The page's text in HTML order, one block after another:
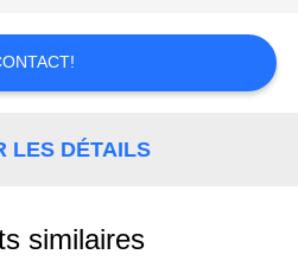
LES DÉTAILS
similaires